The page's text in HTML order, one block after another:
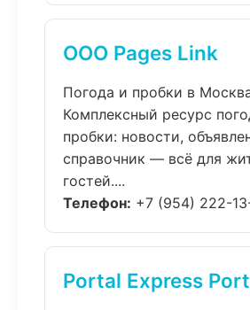
ООО Pages Link
Погода и пробки в
Комплексный ресурс
пробки: новости,
справочник — всё для
гостей....
Телефон: +7 (954) 222-
Portal Express